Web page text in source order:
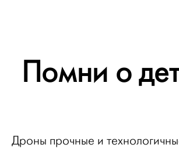
Помни о
Дроны прочные и